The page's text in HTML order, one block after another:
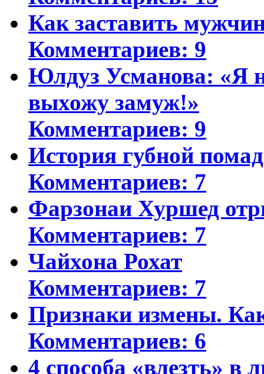
Как заставить
Комментариев: 9
Юлдуз Усманова: «Я
выхожу замуж!»
Комментариев: 9
История губной
Комментариев: 7
Фарзонаи Хуршед
Комментариев: 7
Чайхона Рохат
Комментариев: 7
Признаки измены.
Комментариев: 6
4 способа «влезть» в